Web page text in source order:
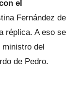
el
Fernández de
réplica. A eso se
ministro del
de Pedro.